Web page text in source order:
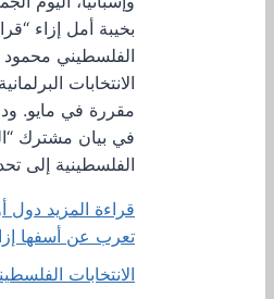
بخيبة أمل إزاء
الفلسطيني
الانتخابات
مقررة في مايو.
في بيان مشترك
الفلسطينية إلى
قراءة المزيد دول
تعرب عن أسفها
الانتخابات